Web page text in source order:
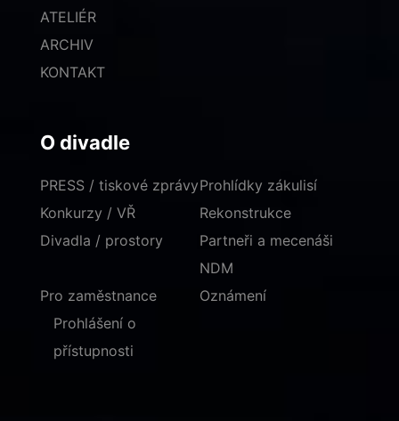
ATELIÉR
ARCHIV
KONTAKT
O divadle
PRESS / tiskové zprávy
Konkurzy / VŘ
Divadla / prostory
Prohlídky zákulisí
Rekonstrukce
Partneři a mecenáši
NDM
Pro zaměstnance
Oznámení
Prohlášení o
přístupnosti